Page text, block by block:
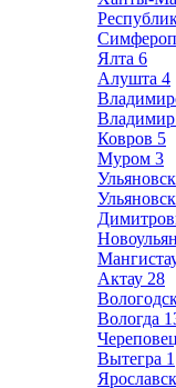
Ялта 6
Алушта 4
Владимир
Ковров 5
Муром 3
Ульяновск
Актау 28
Вологда
Череповец
Вытегра 1